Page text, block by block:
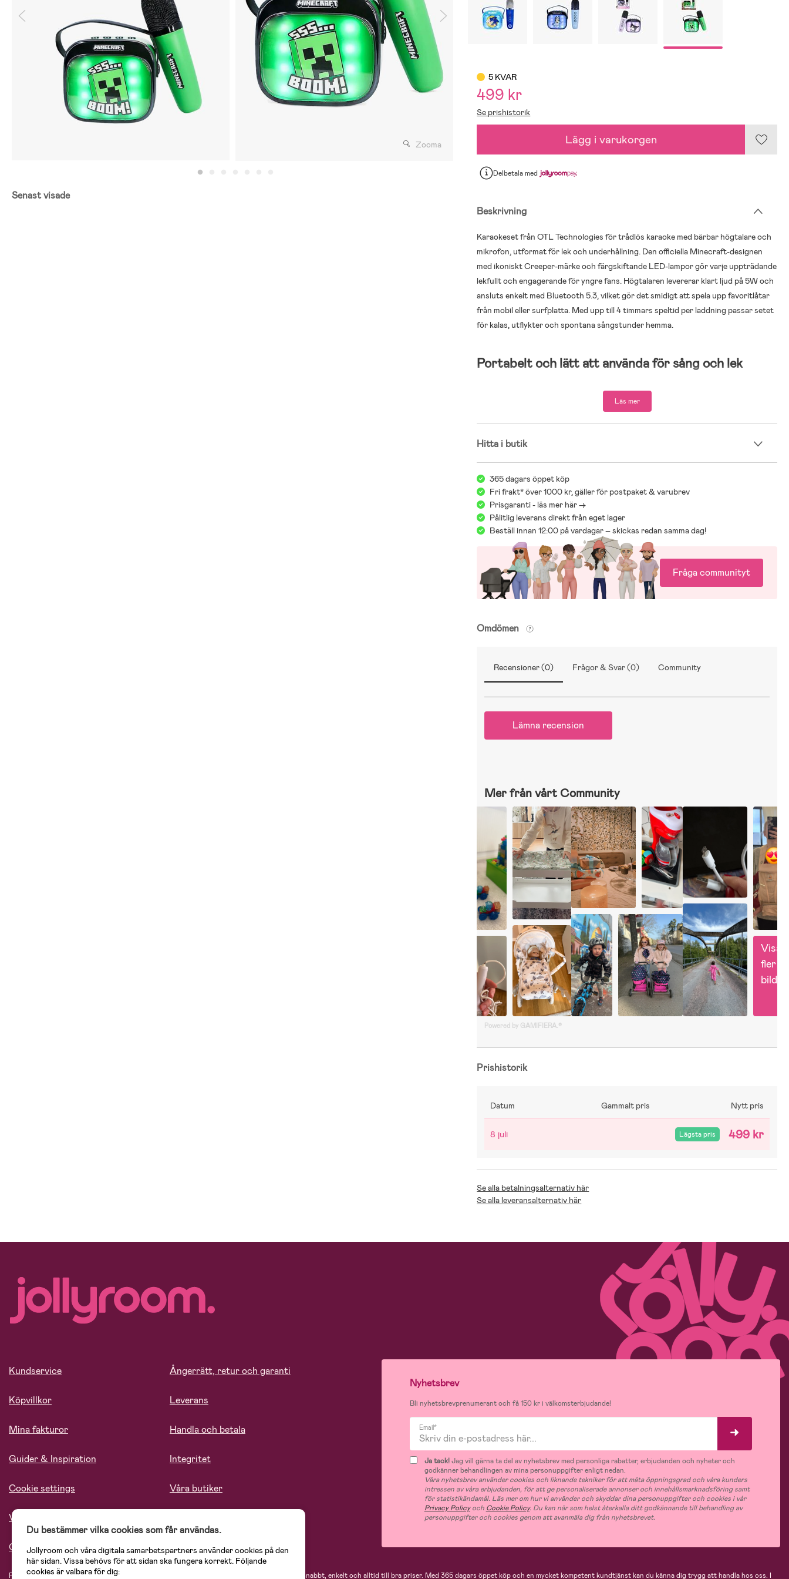
Zooma
Senast visade
5 KVAR
499 kr
Se prishistorik
Lägg i varukorgen
Delbetalamed
Beskrivning
Karaokeset från OTL Technologies för trådlös karaoke med bärbar högtalare och
mikrofon, utformat för lek och underhållning. Den officiella Minecraft-designen
med ikoniskt Creeper-märke och färgskiftande LED-lampor gör varje uppträdande
lekfullt och engagerande för yngre fans. Högtalaren levererar klart ljud på 5W och
ansluts enkelt med Bluetooth 5.3, vilket gör det smidigt att spela upp favoritlåtar
från mobil eller surfplatta. Med upp till 4 timmars speltid per laddning passar setet
för kalas, utflykter och spontana sångstunder hemma.
Portabelt och lätt att använda för sång och lek
Det här setet kombinerar enkel användning med visuellt tilltalande effekter, så
barnen kan öva sång, samarbeta i grupp och skapa minnesvärda stunder. Den
trådlösa designen ger fri rörlighet medan LED-ljusen förstärker scenkänslan.
Trådlöst karaokeset med mikrofon och bärbar högtalare, uppmuntrar till sång
och social lek
Officiell Minecraft-design med Creeper-märke och färgskiftande LED-lampor
för ökad lekglädje
Klart ljud, 5W, och enkel Bluetooth 5.3-anslutning för snabb pairing
Upp till 4 timmars speltid per laddning för längre lekstunder
Batteri ingår
Läs mer
Hitta i butik
365 dagars öppet köp
Fri frakt* över 1000 kr, gäller för postpaket & varubrev
Prisgaranti - läs mer här ->
Pålitlig leverans direkt från eget lager
Beställ innan 12:00 på vardagar – skickas redan samma dag!
Fråga communityt
Omdömen
Recensioner (0) Frågor & Svar (0) Community
Lämna recension
Mer från vårt Community
Visa
fler
bilder
Powered by GAMIFIERA.®
Prishistorik
Datum Gammalt pris Nytt pris
8 juli Lägsta pris 499 kr
Se alla betalningsalternativ här
Se alla leveransalternativ här
Kundservice
Köpvillkor
Mina fakturor
Guider & Inspiration
Cookie settings
Vårt ansvar
Om oss
Ångerrätt, retur och garanti
Leverans
Handla och betala
Integritet
Våra butiker
Nyhetsbrev
Bli nyhetsbrevprenumerant och få 150 kr i välkomsterbjudande!
Email*
Ja tack!Jag vill gärna ta del av nyhetsbrev med personliga rabatter, erbjudanden och nyheter och
godkänner behandlingen av mina personuppgifter enligt nedan.
Våra nyhetsbrev använder cookies och liknande tekniker för att mäta öppningsgrad och våra kunders
intressen av våra erbjudanden, för att ge personaliserade annonser och innehållsmarknadsföring samt
för statistikändamål. Läs mer om hur vi använder och skyddar dina personuppgifter och cookies i vår
Privacy Policyoch Cookie Policy. Du kan när som helst återkalla ditt godkännande till behandling av
personuppgifter och cookies genom att avanmäla dig från nyhetsbrevet.
På Jollyroom.se hittar du ett stort utbud av produkter för barnfamiljen. Hos oss handlar du snabbt, enkelt och alltid till bra priser. Med 365 dagars öppet köp och en mycket kompetent kundtjänst kan du känna dig trygg att handla hos oss. I
Du bestämmer vilka cookies som får användas.
Jollyroom och våra digitala samarbetspartners använder cookies på den
här sidan. Vissa behövs för att sidan ska fungera korrekt. Följande
cookies är valbara för dig: